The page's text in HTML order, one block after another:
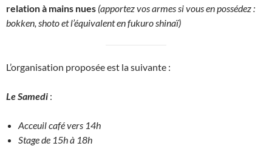
relation à mains nues (apportez vos armes si vous en possédez :
bokken, shoto et l’équivalent en fukuro shinaï)
L’organisation proposée est la suivante :
Le Samedi :
Acceuil café vers 14h
Stage de 15h à 18h